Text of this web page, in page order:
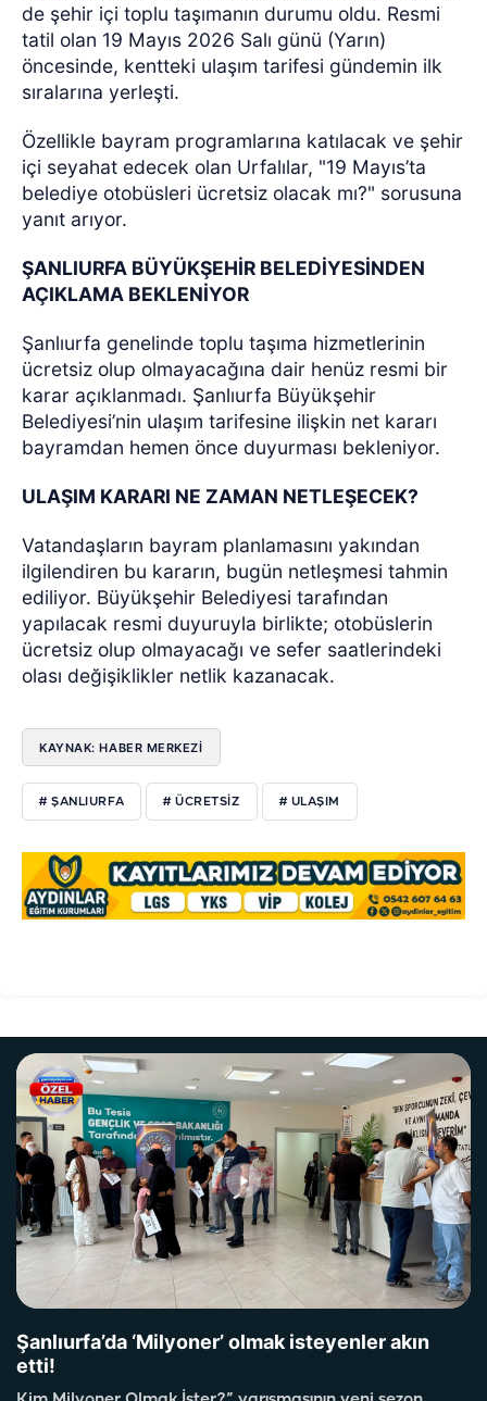
de şehir içi toplu taşımanın durumu oldu. Resmi
tatil olan 19 Mayıs 2026 Salı günü (Yarın)
öncesinde, kentteki ulaşım tarifesi gündemin ilk
sıralarına yerleşti.
Özellikle bayram programlarına katılacak ve şehir
içi seyahat edecek olan Urfalılar, "19 Mayıs’ta
belediye otobüsleri ücretsiz olacak mı?" sorusuna
yanıt arıyor.
ŞANLIURFA BÜYÜKŞEHİR BELEDİYESİNDEN
AÇIKLAMA BEKLENİYOR
Şanlıurfa genelinde toplu taşıma hizmetlerinin
ücretsiz olup olmayacağına dair henüz resmi bir
karar açıklanmadı. Şanlıurfa Büyükşehir
Belediyesi’nin ulaşım tarifesine ilişkin net kararı
bayramdan hemen önce duyurması bekleniyor.
ULAŞIM KARARI NE ZAMAN NETLEŞECEK?
Vatandaşların bayram planlamasını yakından
ilgilendiren bu kararın, bugün netleşmesi tahmin
ediliyor. Büyükşehir Belediyesi tarafından
yapılacak resmi duyuruyla birlikte; otobüslerin
ücretsiz olup olmayacağı ve sefer saatlerindeki
olası değişiklikler netlik kazanacak.
KAYNAK: HABER MERKEZİ
# ŞANLIURFA # ÜCRETSIZ # ULAŞIM
Şanlıurfa’da ‘Milyoner’ olmak isteyenler akın
etti!